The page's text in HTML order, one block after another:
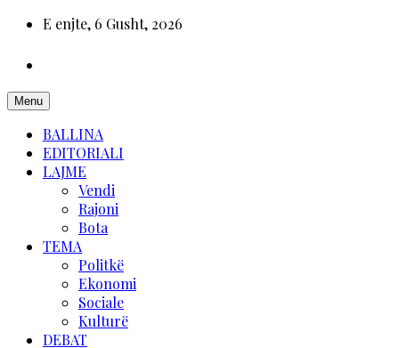
E enjte, 6 Gusht, 2026
Menu
BALLINA
EDITORIALI
LAJME
Vendi
Rajoni
Bota
TEMA
Politkë
Ekonomi
Sociale
Kulturë
DEBAT